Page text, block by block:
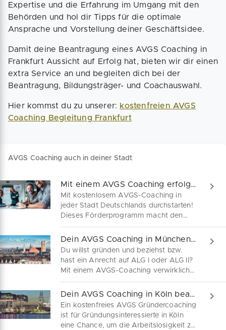
Expertise und die Erfahrung im Umgang mit den
Behörden und hol dir Tipps für die optimale
Ansprache und Vorstellung deiner Geschäftsidee.
Damit deine Beantragung eines AVGS Coaching in
Frankfurt Aussicht auf Erfolg hat, bieten wir dir einen
extra Service an und begleiten dich bei der
Beantragung, Bildungsträger- und Coachauswahl.
Hier kommst du zu unserer: kostenfreien AVGS
Coaching Begleitung Frankfurt
AVGS Coaching auch in deiner Stadt
Mit einem AVGS Coaching erfolgreich gründen!
Mit kostenlosem AVGS-Coaching in
jeder Stadt Deutschlands durchstarten!
Dieses Förderprogramm macht den
Weg frei von der Arbeitslosigkeit hin
zum eigenen Unternehmen! Erfahre hier
alles Wichtige zum Gründer-
Einzelcoaching und wie
Unternehmenswelt dich bei der
Dein AVGS Coaching in München beantragen
Du willst gründen und beziehst bzw.
hast ein Anrecht auf ALG I oder ALG II?
Mit einem AVGS-Coaching verwirklichst
du deinen Traum von der
Selbstständigkeit am Standort
München. Was ein AVGS-Gutschein
genau ist, welche Inhalte die
Gründerberatung umfasst und wer dir
Dein AVGS Coaching in Köln beantragen
Ein kostenfreies AVGS Gründercoaching
ist für Gründungsinteressierte in Köln
eine Chance, um die Arbeitslosigkeit zu